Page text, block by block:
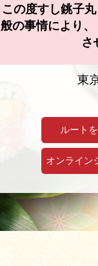
この度すし銚子
般の事情により、
さ
東
ルート
オンライン